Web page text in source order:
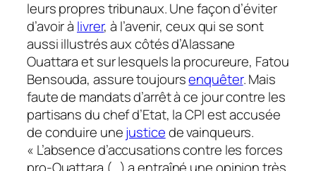
leurs propres tribunaux. Une façon d’éviter
d’avoir à livrer, à l’avenir, ceux qui se sont
aussi illustrés aux côtés d’Alassane
Ouattara et sur lesquels la procureure, Fatou
Bensouda, assure toujoursenquêter. Mais
faute de mandats d’arrêt à ce jour contre les
partisans du chef d’Etat, la CPI est accusée
de conduire unejusticede vainqueurs.
« L’absence d’accusations contre les forces